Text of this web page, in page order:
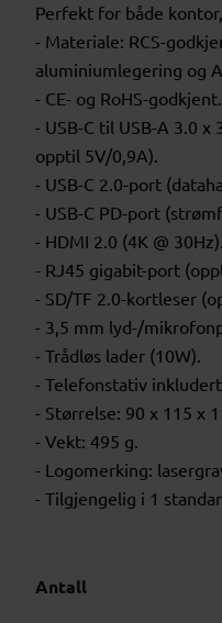
Perfekt for både
- Materiale: RCS-
aluminiumlegering og
- CE- og RoHS-godkjent.
- USB-C til USB-A 3.0
opptil 5V/0,9A).
- USB-C 2.0-port
- USB-C PD-port
- HDMI 2.0 (4K @ 30Hz).
- RJ45 gigabit-port
- SD/TF 2.0-kortleser
- 3,5 mm lyd-/
- Trådløs lader (10W).
- Telefonstativ
- Størrelse: 90 x 115 x
- Vekt: 495 g.
- Logomerking:
- Tilgjengelig i 1
Antall